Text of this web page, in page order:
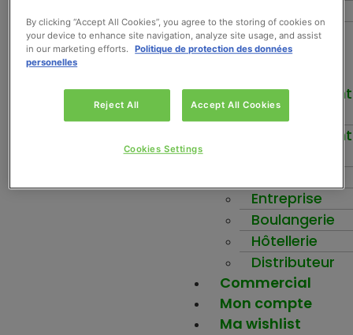
Be-Nuts
Inspirez-vous
Etablissement
scolaire
Entreprise
Boulangerie
Hôtellerie
Distributeur
Commercial
Mon compte
Ma wishlist
By clicking “Accept All Cookies”, you agree to the storing of cookies on
your device to enhance site navigation, analyze site usage, and assist
in our marketing efforts.
Politique de protection des données
personelles
Reject All Accept All Cookies
Cookies Settings